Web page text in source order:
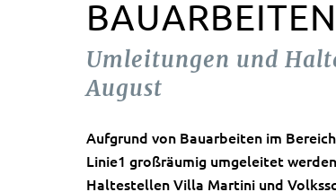
BAUARBEITEN
Umleitungen und
August
Aufgrund von Bauarbeiten im
Linie1 großräumig umgeleitet
Haltestellen Villa Martini und